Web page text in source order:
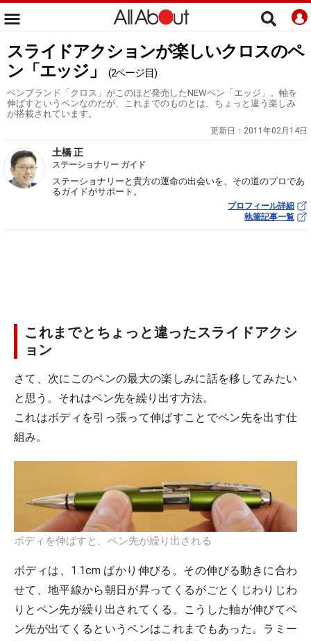
スライドアクションが楽しいクロスのペ
ン「エッジ」
(2ページ目)
ペンブランド「クロス」がこのほど発売したNEWペン「エッジ」。軸を
伸ばすというペンなのだが、これまでのものとは、ちょっと違う楽しみ
が搭載されています。
更新日： 2011年02月14日
土橋 正
ステーショナリー ガイド
ステーショナリーと貴方の運命の出会いを、その道のプロであ
るガイドがサポート。
プロフィール詳細
執筆記事一覧
これまでとちょっと違ったスライドアクシ
ョン
さて、次にこのペンの最大の楽しみに話を移してみたい
と思う。それはペン先を繰り出す方法。
これはボディを引っ張って伸ばすことでペン先を出す仕
組み。
ボディを伸ばすと、ペン先が繰り出される
ボディは、1.1cm ばかり伸びる。その伸びる動きに合わ
せて、地平線から朝日が昇ってくるがごとくじわりじわ
りとペン先が繰り出されてくる。こうした軸が伸びてペ
ン先が出てくるというペンはこれまでもあった。ラミー